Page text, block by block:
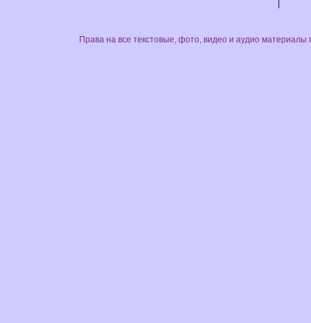
Права на все текстовые, фото, видео и аудио